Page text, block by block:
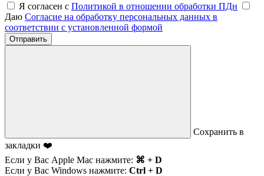
Я согласен с Политикой в отношении обработки ПДн
Даю Согласие на обработку персональных данных в
соответствии с установленной формой
Отправить
Сохранить в
закладки ❤️
Если у Вас Apple Mac нажмите: ⌘ + D
Если у Вас Windows нажмите: Ctrl + D